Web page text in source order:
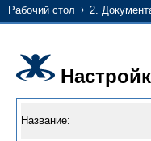
Рабочий стол 2.
Название: